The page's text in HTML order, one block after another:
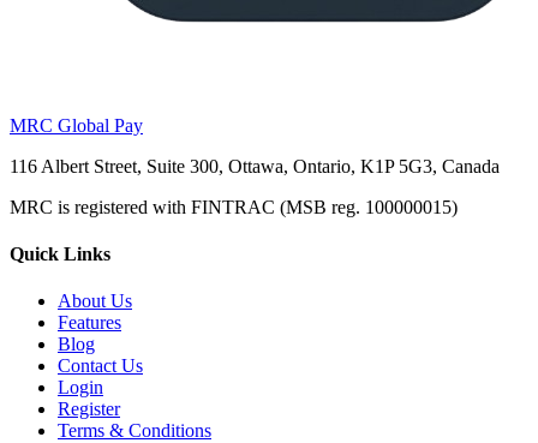
MRC Global Pay
116 Albert Street, Suite 300, Ottawa, Ontario, K1P 5G3, Canada
MRC is registered with FINTRAC (MSB reg. 100000015)
Quick Links
About Us
Features
Blog
Contact Us
Login
Register
Terms & Conditions